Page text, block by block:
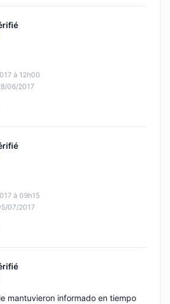
à 12h00
06/2017
à 09h15
07/2017
mantuvieron informado en tiempo